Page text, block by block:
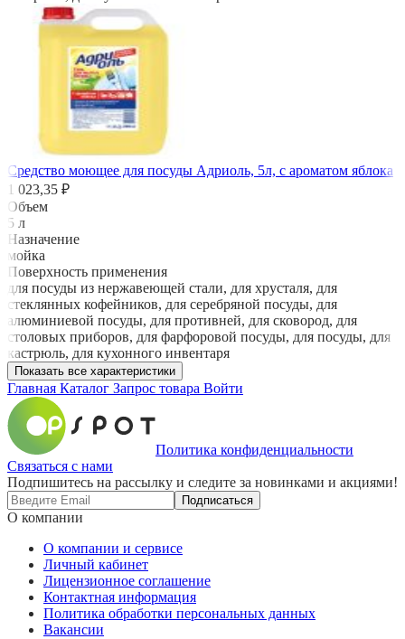
Средство моющее для посуды Адриоль, 5л, с ароматом яблока
1 023,35 ₽
Объем
5 л
Назначение
мойка
Поверхность применения
для посуды из нержавеющей стали, для хрусталя, для
стеклянных кофейников, для серебряной посуды, для
алюминиевой посуды, для противней, для сковород, для
столовых приборов, для фарфоровой посуды, для посуды, для
кастрюль, для кухонного инвентаря
Показать все характеристики
Главная Каталог Запрос товара Войти
Политика конфиденциальности
Связаться с нами
Подпишитесь на рассылку и следите за новинками и акциями!
Подписаться
О компании
О компании и сервисе
Личный кабинет
Лицензионное соглашение
Контактная информация
Политика обработки персональных данных
Вакансии